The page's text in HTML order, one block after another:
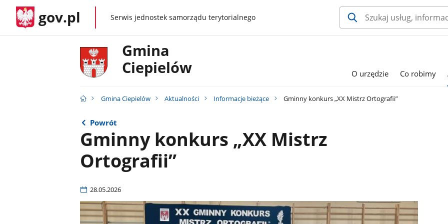
gov.pl gov.plSerwis jednostek samorządu terytorialnego
Gmina
Ciepielów
O urzędzie Co robimy
Gmina Ciepielów Aktualności Informacje bieżące Gminny konkurs „XX Mistrz Ortografii”
Powrót
Gminny konkurs „XX Mistrz
Ortografii”
28.05.2026